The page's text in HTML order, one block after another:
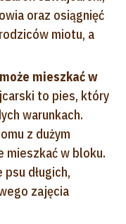
oraz osiągnięć
miotu, a
mieszkać w
to pies, który
warunkach.
z dużym
mieszkać w bloku.
długich,
zajęcia